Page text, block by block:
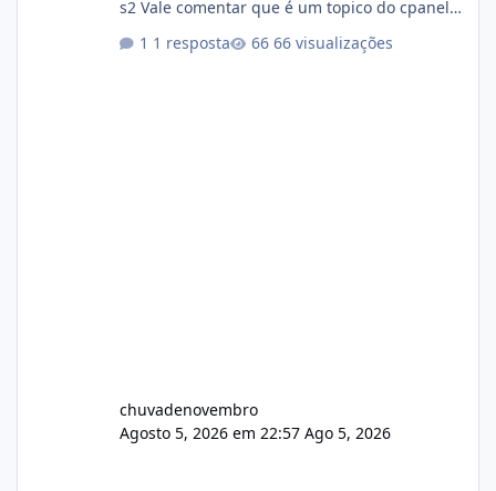
s2 Vale comentar que é um topico do cpanel...
1 resposta 66 visualizações
chuvadenovembro
Agosto 5, 2026 em 22:57 Ago 5, 2026